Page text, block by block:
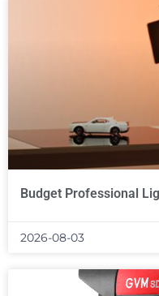
Budget Professional
2026-08-03